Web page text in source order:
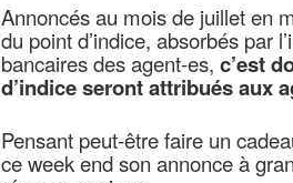
Annoncés au mois de juillet en
du point d’indice, absorbés par
bancaires des agent-es, c’est
d’indice seront attribués aux
Pensant peut-être faire un
ce week end son annonce à